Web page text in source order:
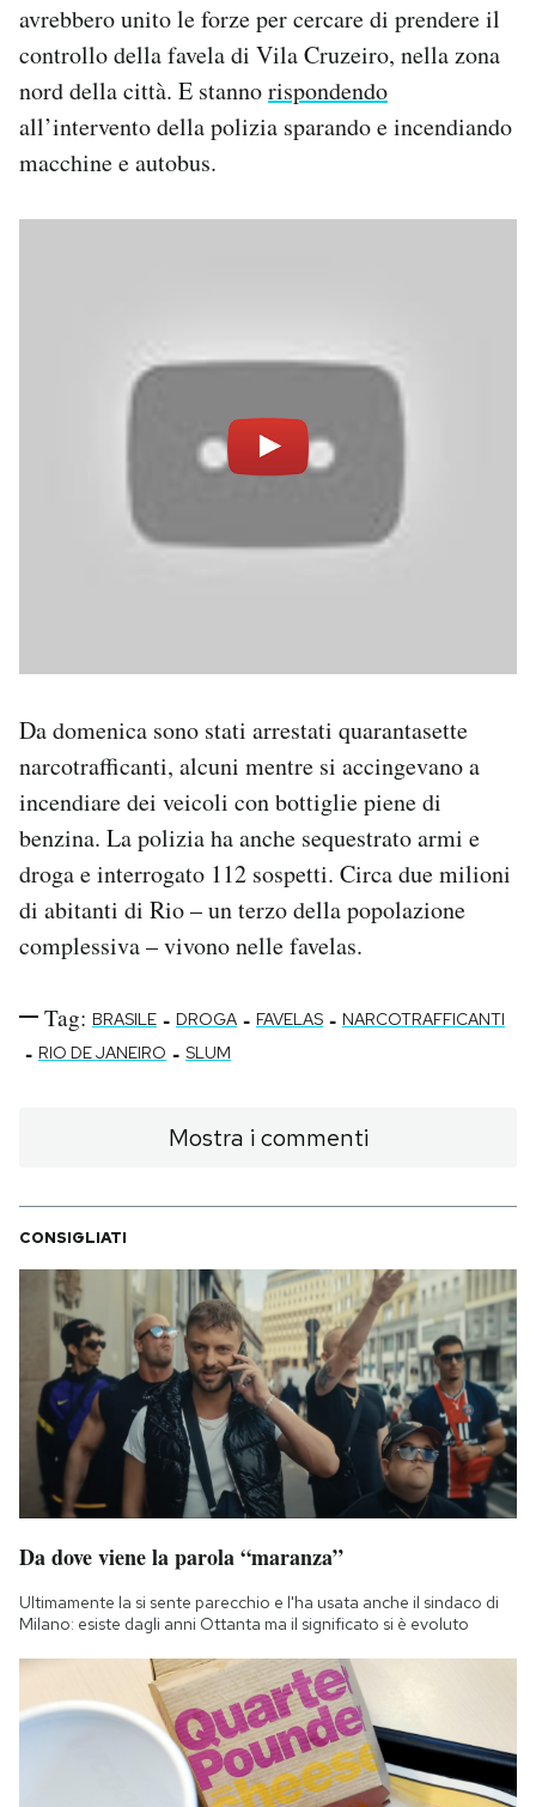
CALENDARIO
AREA PERSONALE
Area Personale
Notifiche mobile
avrebbero unito le forze per cercare di prendere il
controllo della favela di Vila Cruzeiro, nella zona
nord della città. E stannorispondendo
all’intervento della polizia sparando e incendiando
macchine e autobus.
Da domenica sono stati arrestati quarantasette
narcotrafficanti, alcuni mentre si accingevano a
incendiare dei veicoli con bottiglie piene di
benzina. La polizia ha anche sequestrato armi e
droga e interrogato 112 sospetti. Circa due milioni
di abitanti di Rio – un terzo della popolazione
complessiva – vivono nelle favelas.
Tag: BRASILE - DROGA - FAVELAS - NARCOTRAFFICANTI
- RIO DE JANEIRO - SLUM
Mostra i commenti
CONSIGLIATI
Da dove viene la parola “maranza”
Ultimamente la si sente parecchio e l'ha usata anche il sindaco di
Milano: esiste dagli anni Ottanta ma il significato si è evoluto